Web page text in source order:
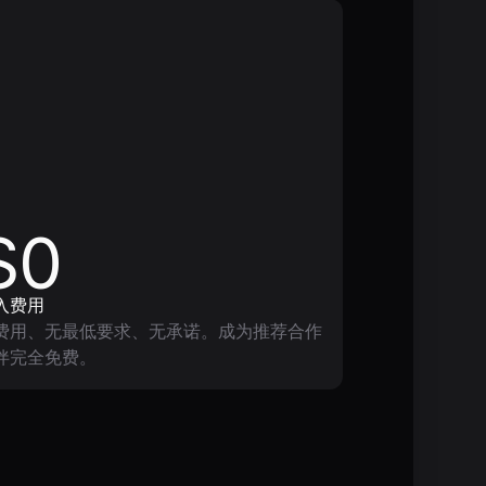
费用
用、无最低要求、无承诺。成为推荐合作
完全免费。